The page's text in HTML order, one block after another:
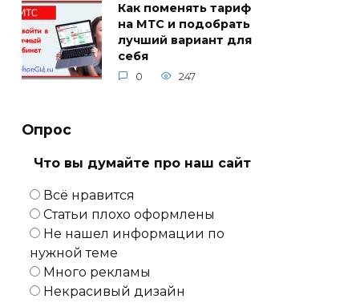
Как поменять тариф
на МТС и подобрать
лучший вариант для
себя
0 247
Опрос
Что вы думайте про наш сайт
Всё нравится
Статьи плохо оформлены
Не нашел информации по
нужной теме
Много рекламы
Некрасивый дизайн